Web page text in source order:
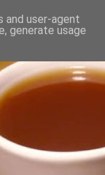
and user-agent
generate usage